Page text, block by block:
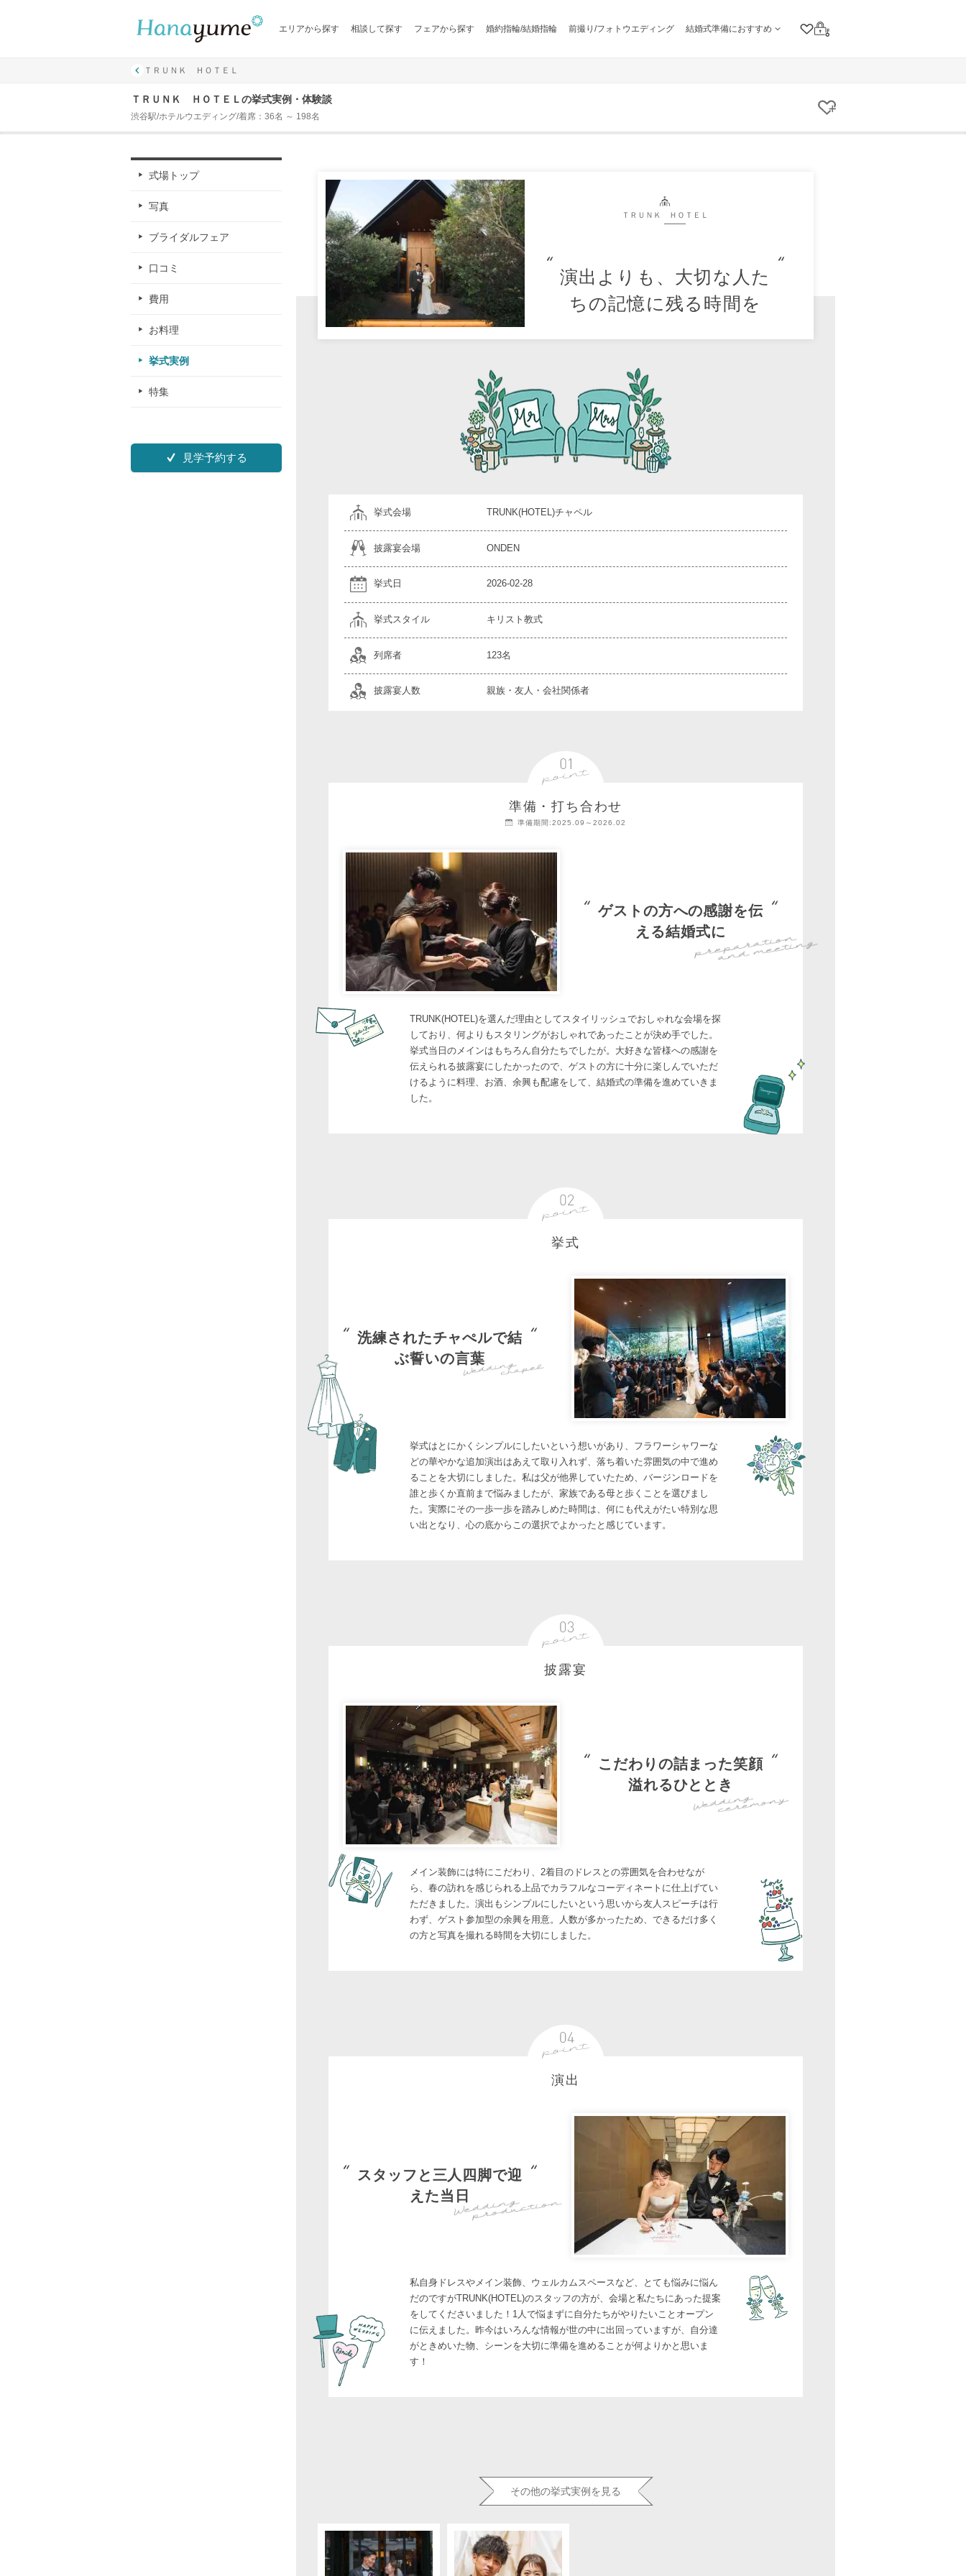
エリアから探す 相談して探す フェアから探す 婚約指輪/結婚指輪 前撮り/フォトウエディング 結婚式準備におすすめ
クリップリスト
ログイン
ＴＲＵＮＫ ＨＯＴＥＬ
ＴＲＵＮＫ ＨＯＴＥＬの挙式実例・体験談
渋谷駅/ホテルウエディング/着席：36名 ～ 198名 クリップする
式場トップ
写真
ブライダルフェア
口コミ
費用
お料理
挙式実例
特集
見学予約する
ＴＲＵＮＫ ＨＯＴＥＬ
演出よりも、大切な人た
ちの記憶に残る時間を
挙式会場 TRUNK(HOTEL)チャペル
披露宴会場 ONDEN
挙式日 2026-02-28
挙式スタイル キリスト教式
列席者 123名
披露宴人数 親族・友人・会社関係者
準備・打ち合わせ
準備期間:2025.09～2026.02
ゲストの方への感謝を伝
える結婚式に
TRUNK(HOTEL)を選んだ理由としてスタイリッシュでおしゃれな会場を探
しており、何よりもスタリングがおしゃれであったことが決め手でした。
挙式当日のメインはもちろん自分たちでしたが。大好きな皆様への感謝を
伝えられる披露宴にしたかったので、ゲストの方に十分に楽しんでいただ
けるように料理、お酒、余興も配慮をして、結婚式の準備を進めていきま
した。
挙式
洗練されたチャぺルで結
ぶ誓いの言葉
挙式はとにかくシンプルにしたいという想いがあり、フラワーシャワーな
どの華やかな追加演出はあえて取り入れず、落ち着いた雰囲気の中で進め
ることを大切にしました。私は父が他界していたため、バージンロードを
誰と歩くか直前まで悩みましたが、家族である母と歩くことを選びまし
た。実際にその一歩一歩を踏みしめた時間は、何にも代えがたい特別な思
い出となり、心の底からこの選択でよかったと感じています。
披露宴
こだわりの詰まった笑顔
溢れるひととき
メイン装飾には特にこだわり、2着目のドレスとの雰囲気を合わせなが
ら、春の訪れを感じられる上品でカラフルなコーディネートに仕上げてい
ただきました。演出もシンプルにしたいという思いから友人スピーチは行
わず、ゲスト参加型の余興を用意。人数が多かったため、できるだけ多く
の方と写真を撮れる時間を大切にしました。
演出
スタッフと三人四脚で迎
えた当日
私自身ドレスやメイン装飾、ウェルカムスペースなど、とても悩みに悩ん
だのですがTRUNK(HOTEL)のスタッフの方が、会場と私たちにあった提案
をしてくださいました！1人で悩まずに自分たちがやりたいことオープン
に伝えました。昨今はいろんな情報が世の中に出回っていますが、自分達
がときめいた物、シーンを大切に準備を進めることが何よりかと思いま
す！
その他の挙式実例を見る